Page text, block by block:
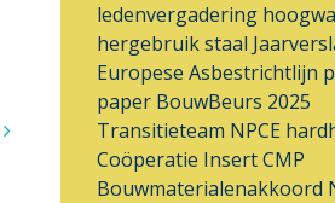
ledenvergadering
hergebruikstaal
Europese Asbestrichtlijn
paper BouwBeurs 2025
Transitieteam NPCE
Coöperatie InsertCMP
Bouwmaterialenakkoord